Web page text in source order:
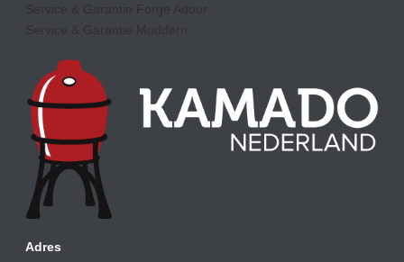
Service & Garantie Forge Adour
Service & Garantie Moddern
Adres